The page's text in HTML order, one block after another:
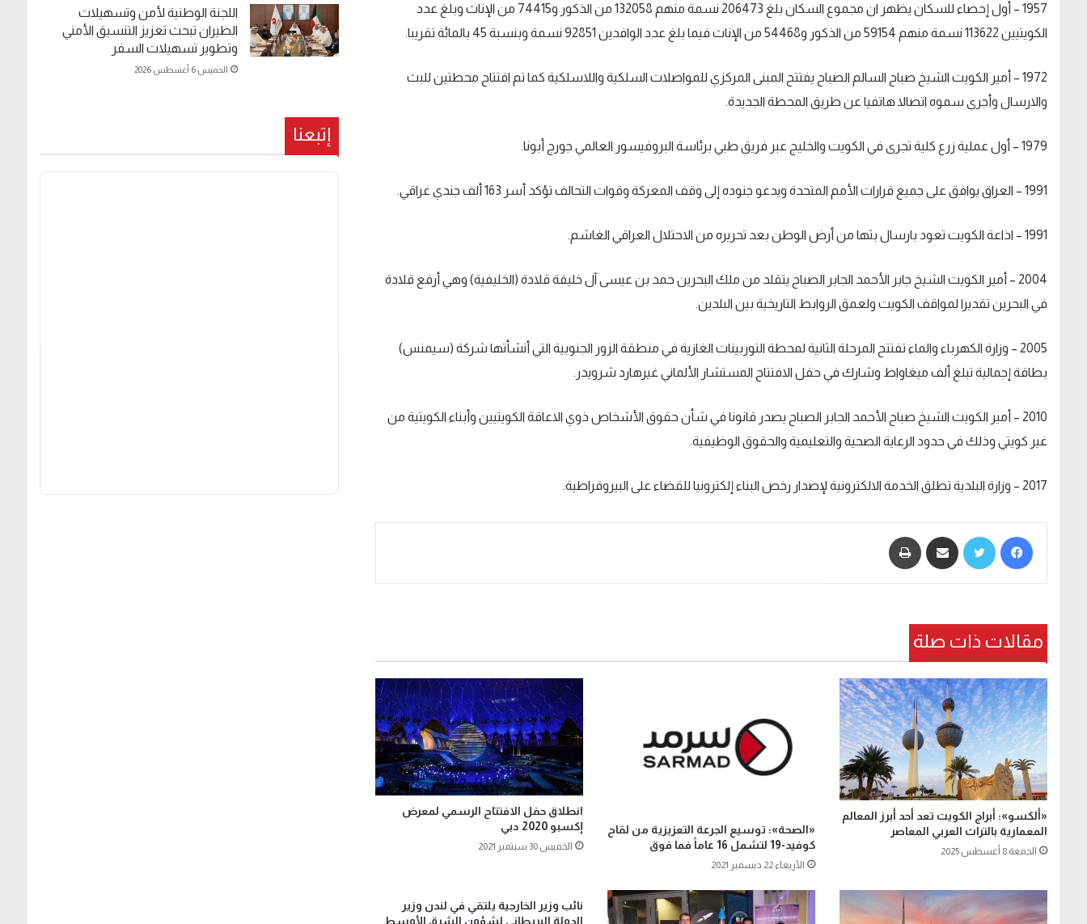
1957 – أول إحصاء للسكان يظهر ان مجموع السكان بلغ 206473 نسمة منهم 132058 من الذكور و74415 من الإناث وبلغ عدد
الكويتيين 113622 نسمة منهم 59154 من الذكور و54468 من الإناث فيما بلغ عدد الوافدين 92851 نسمة وبنسبة 45 بالمائة تقريبا.
1972 – أمير الكويت الشيخ صباح السالم الصباح يفتتح المبنى المركزي للمواصلات السلكية واللاسلكية كما تم افتتاح محطتين للبث
والارسال وأجرى سموه اتصالا هاتفيا عن طريق المحطة الجديدة.
1979 – أول عملية زرع كلية تجرى في الكويت والخليج عبر فريق طبي برئاسة البروفيسور العالمي جورج أبونا.
1991 – العراق يوافق على جميع قرارات الأمم المتحدة ويدعو جنوده إلى وقف المعركة وقوات التحالف تؤكد أسر 163 ألف جندي عراقي.
1991 – اذاعة الكويت تعود بارسال بثها من أرض الوطن بعد تحريره من الاحتلال العراقي الغاشم.
2004 – أمير الكويت الشيخ جابر الأحمد الجابر الصباح يتقلد من ملك البحرين حمد بن عيسى آل خليفة قلادة (الخليفية) وهي أرفع قلادة
في البحرين تقديرا لمواقف الكويت ولعمق الروابط التاريخية بين البلدين.
2005 – وزارة الكهرباء والماء تفتتح المرحلة الثانية لمحطة التوربينات الغازية في منطقة الزور الجنوبية التي أنشأتها شركة (سيمنس)
بطاقة إجمالية تبلغ ألف ميغاواط وشارك في حفل الافتتاح المستشار الألماني غيرهارد شرويدر.
2010 – أمير الكويت الشيخ صباح الأحمد الجابر الصباح يصدر قانونا في شأن حقوق الأشخاص ذوي الاعاقة الكويتيين وأبناء الكويتية من
غير كويتي وذلك في حدود الرعاية الصحية والتعليمية والحقوق الوظيفية.
2017 – وزارة البلدية تطلق الخدمة الالكترونية لإصدار رخص البناء إلكترونيا للقضاء على البيروقراطية.
مقالات ذات صلة
«ألكسو»: أبراج الكويت تعد أحد أبرز المعالم
المعمارية بالتراث العربي المعاصر
الجمعة 8 أغسطس 2025
«الصحة»: توسيع الجرعة التعزيزية من لقاح
كوفيد-19 لتشمل 16 عاماً فما فوق
الأربعاء 22 ديسمبر 2021
انطلاق حفل الافتتاح الرسمي لمعرض
إكسبو 2020 دبي
الخميس 30 سبتمبر 2021
نائب وزير الخارجية يلتقي في لندن وزير
الدولة البريطاني لشؤون الشرق الأوسط
اللجنة الوطنية لأمن وتسهيلات
الطيران تبحث تعزيز التنسيق الأمني
وتطوير تسهيلات السفر
الخميس 6 أغسطس 2026
إتبعنا